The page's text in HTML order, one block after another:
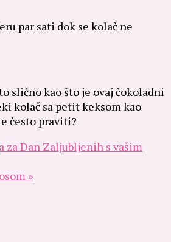
par sati dok se kolač ne
slično kao što je ovaj čokoladni
kolač sa petit keksom kao
često praviti?
za Dan Zaljubljenih s vašim
»